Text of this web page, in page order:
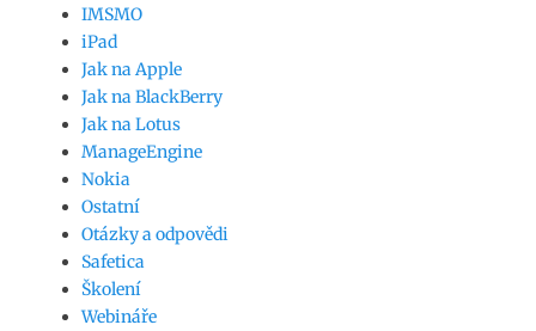
IMSMO
iPad
Jak na Apple
Jak na BlackBerry
Jak na Lotus
ManageEngine
Nokia
Ostatní
Otázky a odpovědi
Safetica
Školení
Webináře